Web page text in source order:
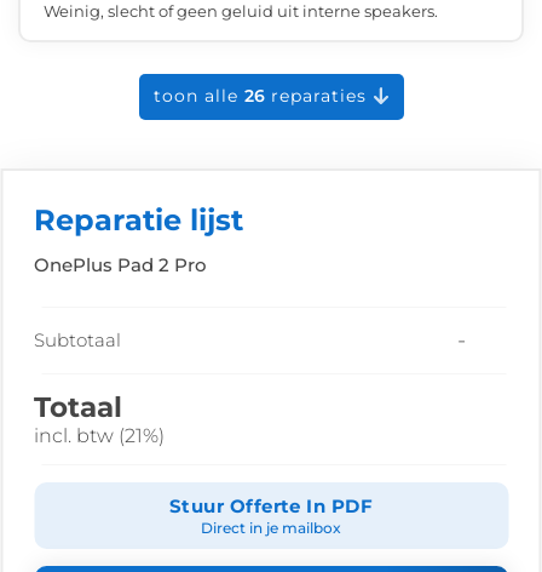
Weinig, slecht of geen geluid uit interne speakers.
toon alle 26reparaties
Reparatie lijst
OnePlus Pad 2 Pro
Subtotaal -
Totaal
incl. btw (21%)
Stuur Offerte In PDF
Direct in je mailbox